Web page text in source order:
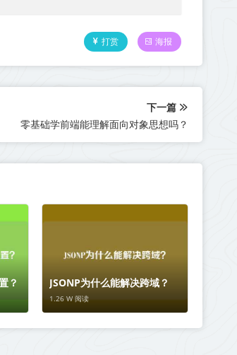
打赏 海报
下一篇
零基础学前端能理解面向对象思想吗？
？ JSONP为什么能解决跨域？
1.26 W 阅读